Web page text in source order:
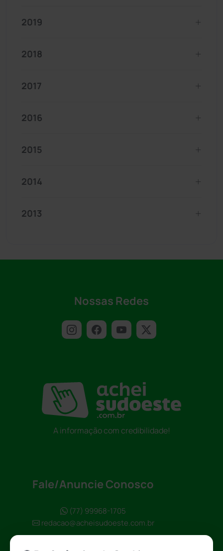
2019
2018
2017
2016
2015
2014
2013
Nossas Redes
A informação com credibilidade!
Fale/Anuncie Conosco
(77) 99968-1705
redacao@acheisudoeste.com.br